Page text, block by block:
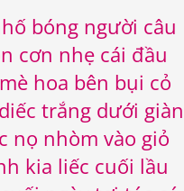
bóng người câu
cơn nhẹ cái đầu
hoa bên bụi cỏ
trắng dưới
nọ nhòm vào giỏ
kia liếc cuối lầu